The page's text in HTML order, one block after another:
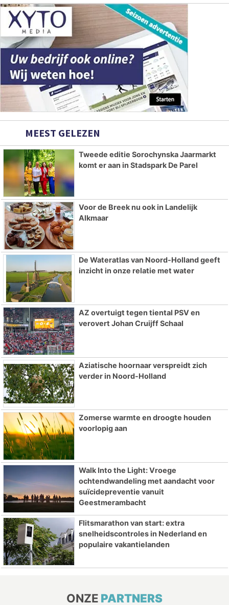
MEEST GELEZEN
Tweede editie Sorochynska Jaarmarkt
komt er aan in Stadspark De Parel
Voor de Breek nu ook in Landelijk
Alkmaar
De Wateratlas van Noord-Holland geeft
inzicht in onze relatie met water
AZ overtuigt tegen tiental PSV en
verovert Johan Cruijff Schaal
Aziatische hoornaar verspreidt zich
verder in Noord-Holland
Zomerse warmte en droogte houden
voorlopig aan
Walk Into the Light: Vroege
ochtendwandeling met aandacht voor
suïcidepreventie vanuit
Geestmerambacht
Flitsmarathon van start: extra
snelheidscontroles in Nederland en
populaire vakantielanden
ONZE PARTNERS